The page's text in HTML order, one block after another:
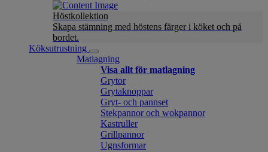
Höstkollektion
Skapa stämning med höstens färger i köket och på
bordet.
Köksutrustning
Matlagning
Visa allt för matlagning
Grytor
Grytaknoppar
Gryt- och pannset
Stekpannor och wokpannor
Kastruller
Grillpannor
Ugnsformar